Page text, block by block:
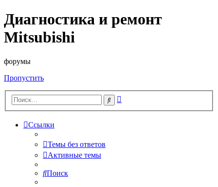
Диагностика и ремонт
Mitsubishi
форумы
Пропустить
Поиск
Ссылки
Темы без ответов
Активные темы
Поиск